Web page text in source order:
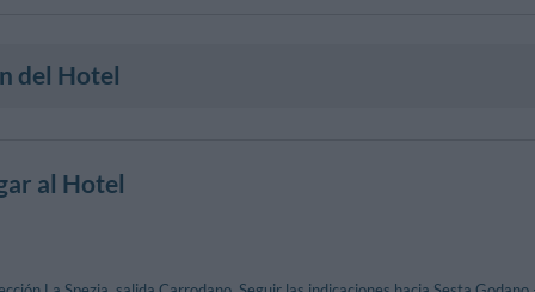
del Hotel
al Hotel